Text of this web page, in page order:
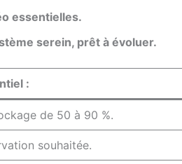
essentielles.
serein, prêt à évoluer.
:
de 50 à 90 %.
souhaitée.